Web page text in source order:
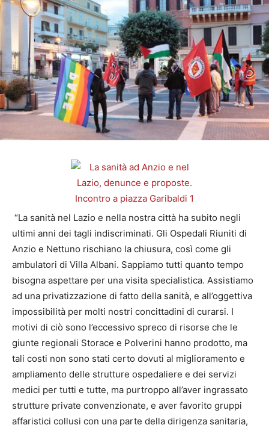
“La sanità nel Lazio e nella nostra città ha subito negli
ultimi anni dei tagli indiscriminati. Gli Ospedali Riuniti di
Anzio e Nettuno rischiano la chiusura, così come gli
ambulatori di Villa Albani. Sappiamo tutti quanto tempo
bisogna aspettare per una visita specialistica. Assistiamo
ad una privatizzazione di fatto della sanità, e all’oggettiva
impossibilità per molti nostri concittadini di curarsi. I
motivi di ciò sono l’eccessivo spreco di risorse che le
giunte regionali Storace e Polverini hanno prodotto, ma
tali costi non sono stati certo dovuti al miglioramento e
ampliamento delle strutture ospedaliere e dei servizi
medici per tutti e tutte, ma purtroppo all’aver ingrassato
strutture private convenzionate, e aver favorito gruppi
affaristici collusi con una parte della dirigenza sanitaria,